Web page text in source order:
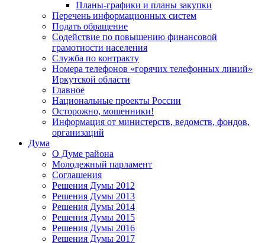
Планы-графики и планы закупки
Перечень информационных систем
Подать обращение
Содействие по повышению финансовой
грамотности населения
Служба по контракту
Номера телефонов «горячих телефонных линий»
Иркутской области
Главное
Национальные проекты России
Осторожно, мошенники!
Информация от министерств, ведомств, фондов,
организаций
Дума
О Думе района
Молодежный парламент
Соглашения
Решения Думы 2012
Решения Думы 2013
Решения Думы 2014
Решения Думы 2015
Решения Думы 2016
Решения Думы 2017